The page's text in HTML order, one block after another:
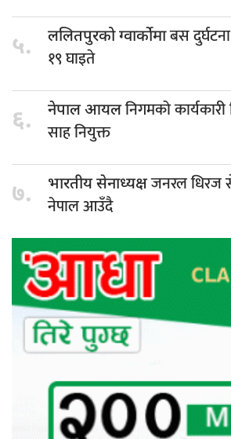
५. ललितपुरको ग्वार्कोमाबस
१९ घाइते
६. नेपाल आयलनिगमको कार्यकारी
साह नियुक्त
७. भारतीय सेनाध्यक्षजनरल धिरज
नेपाल आउँदै